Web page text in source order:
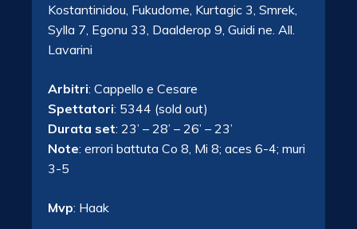
Kostantinidou, Fukudome, Kurtagic 3, Smrek,
Sylla 7, Egonu 33, Daalderop 9, Guidi ne. All.
Lavarini
Arbitri: Cappello e Cesare
Spettatori: 5344 (sold out)
Durata set: 23’ – 28’ – 26’ – 23’
Note: errori battuta Co 8, Mi 8; aces 6-4; muri
3-5
Mvp: Haak